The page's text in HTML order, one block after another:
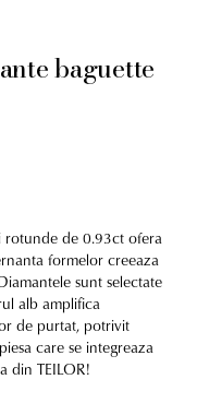
baguette
rotunde de 0.93ct ofera
formelor creeaza
sunt selectate
alb amplifica
de purtat, potrivit
care se integreaza
din TEILOR!